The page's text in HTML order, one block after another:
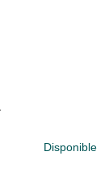
Disponible